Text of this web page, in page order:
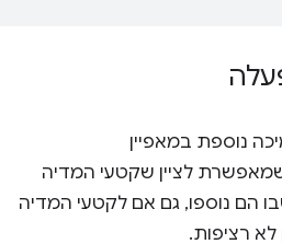
לציין שקטעי המדיה
הם נוספו, גם אם לקטעי המדיה
רציפות.